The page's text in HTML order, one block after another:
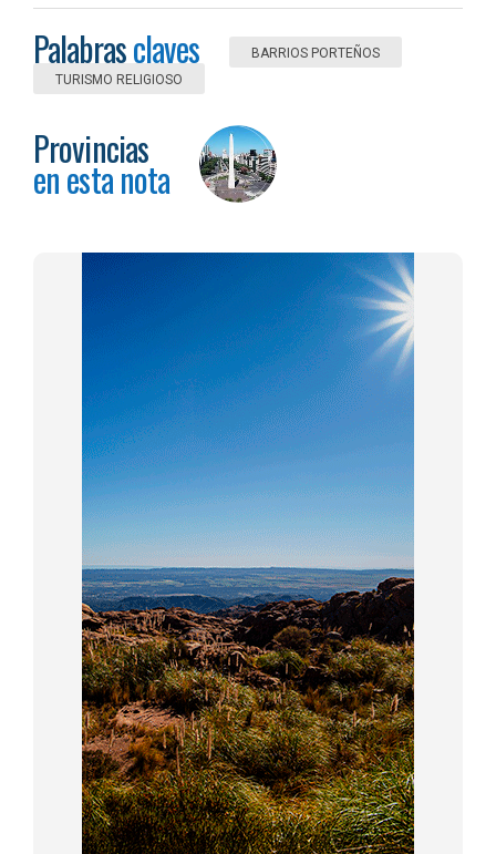
Palabrasclaves
BARRIOS PORTEÑOS
TURISMO RELIGIOSO
Provincias
en esta nota